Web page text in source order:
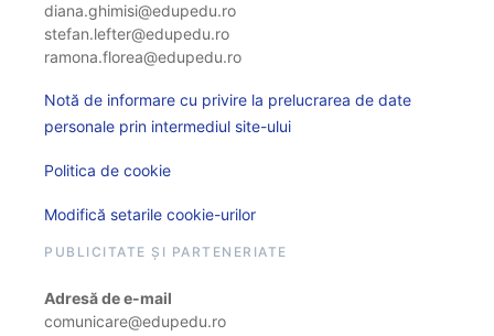
diana.ghimisi@edupedu.ro
stefan.lefter@edupedu.ro
ramona.florea@edupedu.ro
Notă de informare cu privire la prelucrarea de date
personale prin intermediul site-ului
Politica de cookie
Modifică setarile cookie-urilor
PUBLICITATE ȘI PARTENERIATE
Adresă de e-mail
comunicare@edupedu.ro